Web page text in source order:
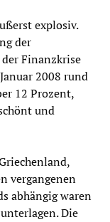
explosiv.
der
Finanzkrise
2008 rund
12 Prozent,
und
vergangenen
abhängig waren
Die